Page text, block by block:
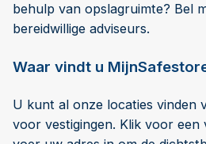
behulp van opslagruimte? Bel
bereidwillige adviseurs.
Waar vindt u
U kunt al onze locaties vinden
voor vestigingen. Klik voor